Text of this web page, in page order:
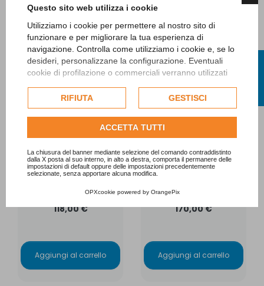
Questo sito web utilizza i cookie
Utilizziamo i cookie per permettere al nostro sito di
funzionare e per migliorare la tua esperienza di
navigazione. Controlla come utilizziamo i cookie e, se lo
desideri, personalizzane la configurazione. Eventuali
cookie di profilazione o commerciali verranno utilizzati
dell'utente e, se consentito, potrebbero essere utilizzati
per personalizzare gli annunci pubblicitari. Per ulteriori
informazioni su come Google utilizza i dati raccolti,
politica sulla privacy di Google
Consulta l'informativa cookie completa.
RIFIUTA GESTISCI
ACCETTA TUTTI
La chiusura del banner mediante selezione del comando contraddistinto
dalla X posta al suo interno, in alto a destra, comporta il permanere delle
impostazioni di default oppure delle impostazioni precedentemente
selezionate, senza apportare alcuna modifica.
OPXcookie powered by OrangePix
Kit By-Pass per
pompa di calore e
elettrolisi con tubi
diametro 50 mm e
attacchi diametro 50
mm.
118,00 €
Aggiungi al carrello
Kit By-Pass per
pompa di calore e
elettrolisi con tubi
diametro 63 mm e
attacchi diametro 50
170,00 €
Aggiungi al carrello